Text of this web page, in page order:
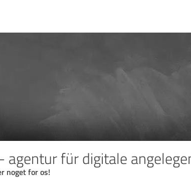
für digitale
noget for os!